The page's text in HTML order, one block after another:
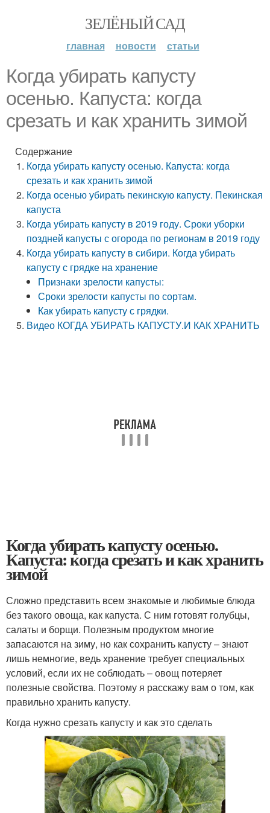
ЗЕЛЁНЫЙ САД
главная новости статьи
Когда убирать капусту
осенью. Капуста: когда
срезать и как хранить зимой
Содержание
Когда убирать капусту осенью. Капуста: когда
срезать и как хранить зимой
Когда осенью убирать пекинскую капусту. Пекинская
капуста
Когда убирать капусту в 2019 году. Сроки уборки
поздней капусты с огорода по регионам в 2019 году
Когда убирать капусту в сибири. Когда убирать
капусту с грядке на хранение
Признаки зрелости капусты:
Сроки зрелости капусты по сортам.
Как убирать капусту с грядки.
Видео КОГДА УБИРАТЬ КАПУСТУ.И КАК ХРАНИТЬ
Когда убирать капусту осенью.
Капуста: когда срезать и как хранить
зимой
Сложно представить всем знакомые и любимые блюда
без такого овоща, как капуста. С ним готовят голубцы,
салаты и борщи. Полезным продуктом многие
запасаются на зиму, но как сохранить капусту – знают
лишь немногие, ведь хранение требует специальных
условий, если их не соблюдать – овощ потеряет
полезные свойства. Поэтому я расскажу вам о том, как
правильно хранить капусту.
Когда нужно срезать капусту и как это сделать